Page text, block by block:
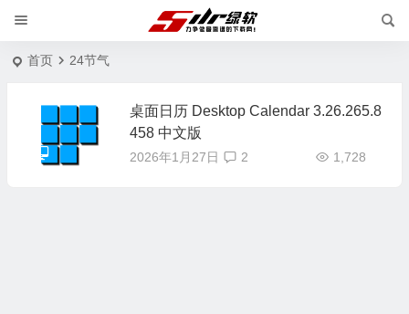
首页 24节气
桌面日历 Desktop Calendar 3.26.265.8
458 中文版
2026年1月27日 1,728
2